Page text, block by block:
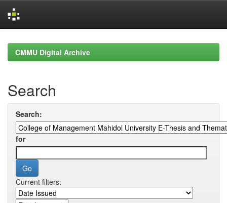
navigationCMMU Digital Archive
Search
Search:
for
Current filters: